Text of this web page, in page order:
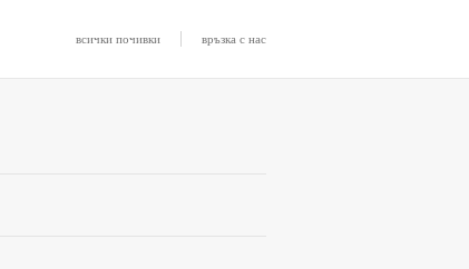
всички почивки | връзка с нас